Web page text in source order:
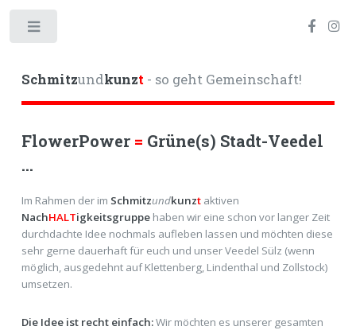
Schmitzundkunzt- so geht Gemeinschaft!
FlowerPower = Grüne(s) Stadt-Veedel
...
Im Rahmen der im Schmitzundkunztaktiven
NachHALTigkeitsgruppehaben wir eine schon vor langer Zeit
durchdachte Idee nochmals aufleben lassen und möchten diese
sehr gerne dauerhaft für euch und unser Veedel Sülz (wenn
möglich, ausgedehnt auf Klettenberg, Lindenthal und Zollstock)
umsetzen.
Die Idee ist recht einfach:Wir möchten es unserer gesamten